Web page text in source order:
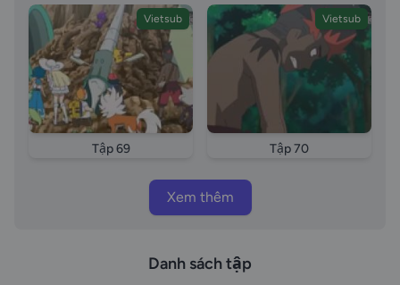
Vietsub
Tập 69
Vietsub
Tập 70
Xem thêm
Danh sách tập